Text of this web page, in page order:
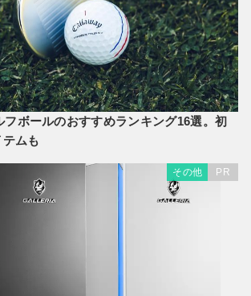
フボールのおすすめランキング16選。初
ムも
その他 PR